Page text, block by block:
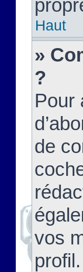
Haut
»
?
Pour
de
vos